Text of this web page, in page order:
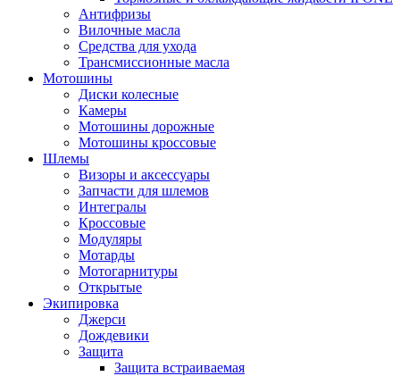
Антифризы
Вилочные масла
Средства для ухода
Трансмиссионные масла
Мотошины
Диски колесные
Камеры
Мотошины дорожные
Мотошины кроссовые
Шлемы
Визоры и аксессуары
Запчасти для шлемов
Интегралы
Кроссовые
Модуляры
Мотарды
Мотогарнитуры
Открытые
Экипировка
Джерси
Дождевики
Защита
Защита встраиваемая